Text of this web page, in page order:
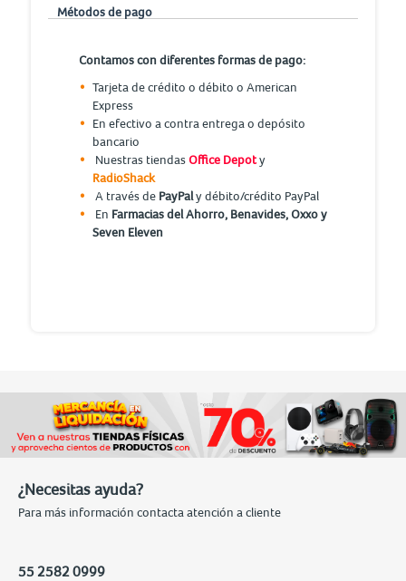
Métodos de pago
Contamos con diferentes formas de pago:
Tarjeta de crédito o débito o American
Express
En efectivo a contra entrega o depósito
bancario
Nuestras tiendasOffice Depoty
RadioShack
A través de PayPaly débito/crédito PayPal
En Farmacias del Ahorro, Benavides, Oxxo y
Seven Eleven
¿Necesitas ayuda?
Para más información contacta atención a cliente
55 2582 0999